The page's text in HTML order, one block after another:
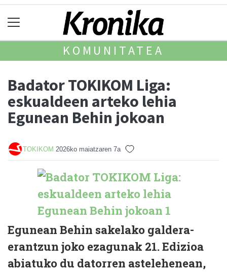
KOMUNITATEA
Badator TOKIKOM Liga:
eskualdeen arteko lehia
Egunean Behin jokoan
TOKIKOM 2026ko maiatzaren 7a
Egunean Behin sakelako galdera-
erantzun joko ezagunak 21. Edizioa
abiatuko du datorren astelehenean,